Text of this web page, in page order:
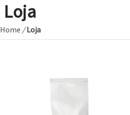
Loja
Home /Loja